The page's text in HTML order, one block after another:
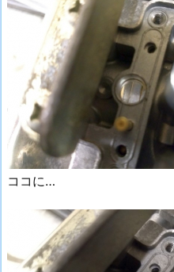
ココに…